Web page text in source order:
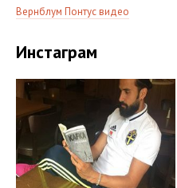
Вернблум Понтус видео
Инстаграм